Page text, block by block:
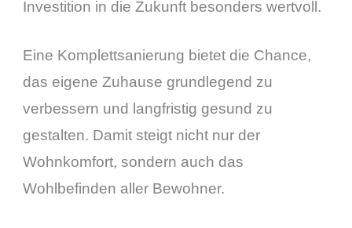
Investition in die Zukunft besonders wertvoll.
Eine Komplettsanierung bietet die Chance,
das eigene Zuhause grundlegend zu
verbessern und langfristig gesund zu
gestalten. Damit steigt nicht nur der
Wohnkomfort, sondern auch das
Wohlbefinden aller Bewohner.